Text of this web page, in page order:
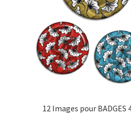
12 Images pour BADGES